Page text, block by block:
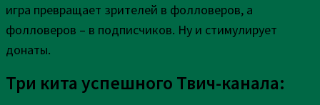
игра превращает зрителей в фолловеров, а
фолловеров – в подписчиков. Ну и стимулирует
донаты.
Три кита успешного Твич-канала: